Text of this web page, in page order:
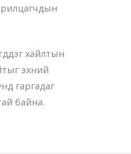
хайлтын
эхний
гаргадаг
байна.